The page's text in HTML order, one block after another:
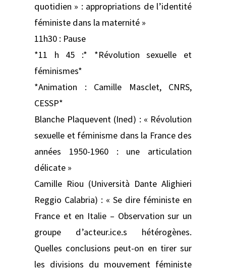
quotidien » : appropriations de l’identité
féministe dans la maternité »
11h30 : Pause
*11 h 45 :* *Révolution sexuelle et
féminismes*
*Animation : Camille Masclet, CNRS,
CESSP*
Blanche Plaquevent (Ined) : « Révolution
sexuelle et féminisme dans la France des
années 1950-1960 : une articulation
délicate »
Camille Riou (Università Dante Alighieri
Reggio Calabria) : « Se dire féministe en
France et en Italie – Observation sur un
groupe d’acteur.ice.s hétérogènes.
Quelles conclusions peut-on en tirer sur
les divisions du mouvement féministe